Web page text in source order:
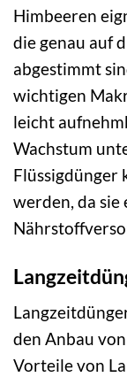
Himbeeren
die genau auf
abgestimmt
wichtigen
leicht
Wachstum
Flüssigdünger
werden, da sie
den Anbau
Vorteile von